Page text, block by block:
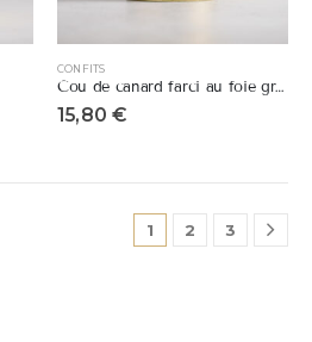
CONFITS
Cou de canard farci au foie gras de canard
15,80€
1 2 3